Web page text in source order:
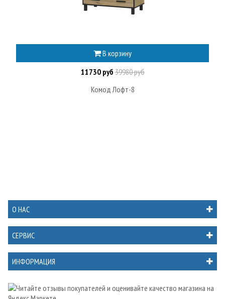
В корзину
11730 руб39980 руб
Комод Лофт-8
О НАС
СЕРВИС
ИНФОРМАЦИЯ